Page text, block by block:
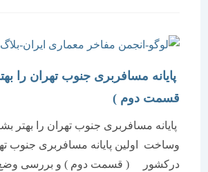
پایانه مسافربری جنوب تهران را بهتر
قسمت دوم )
پایانه مسافربری جنوب تهران را بهتر
وساخت اولین پایانه مسافربری جنوب تهران
درکشور ( قسمت دوم ) و بررسی وضع